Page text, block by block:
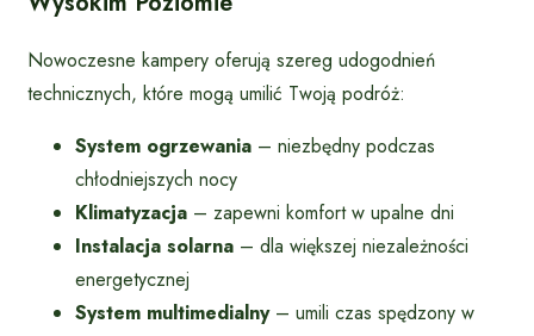
Nowoczesne kampery oferują szereg udogodnień
technicznych, które mogą umilić Twoją podróż:
System ogrzewania – niezbędny podczas
chłodniejszych nocy
Klimatyzacja – zapewni komfort w upalne dni
Instalacja solarna – dla większej niezależności
energetycznej
System multimedialny– umili czas spędzony w